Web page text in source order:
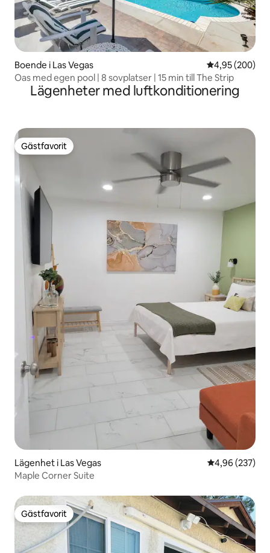
Boende i Las Vegas 4,95 av 5 i
4,95 (200)
Oas med egen pool | 8 sovplatser | 15 min till The Strip
Lägenheter med luftkonditionering
Gästfavorit
Gästfavorit
Lägenhet i Las Vegas 4,96 av 5 i
4,96 (237)
Maple Corner Suite
Gästfavorit
Gästfavorit